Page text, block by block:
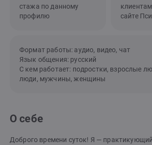
стажа по данному
профилю
сайте
Формат работы: аудио, видео, чат
Язык общения: русский
С кем работает: подростки, взрослые
люди, мужчины, женщины
О себе
Доброго времени суток! Я —